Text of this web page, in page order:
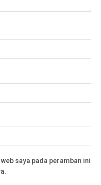
saya pada peramban ini